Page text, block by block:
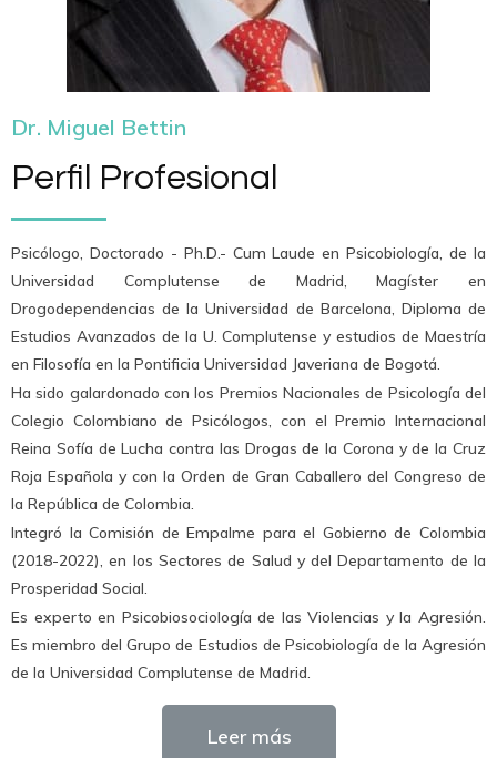
Dr. Miguel Bettin
Perfil Profesional
Psicólogo, Doctorado - Ph.D.- Cum Laude en Psicobiología, de la
Universidad Complutense de Madrid, Magíster en
Drogodependencias de la Universidad de Barcelona, ​​​​Diploma de
Estudios Avanzados de la U. Complutense y estudios de Maestría
en Filosofía en la Pontificia Universidad Javeriana de Bogotá.
Ha sido galardonado con los Premios Nacionales de Psicología del
Colegio Colombiano de Psicólogos, con el Premio Internacional
Reina Sofía de Lucha contra las Drogas de la Corona y de la Cruz
Roja Española y con la Orden de Gran Caballero del Congreso de
la República de Colombia.
Integró la Comisión de Empalme para el Gobierno de Colombia
(2018-2022), en los Sectores de Salud y del Departamento de la
Prosperidad Social.
Es experto en Psicobiosociología de las Violencias y la Agresión.
Es miembro del Grupo de Estudios de Psicobiología de la Agresión
de la Universidad Complutense de Madrid.
Leer más